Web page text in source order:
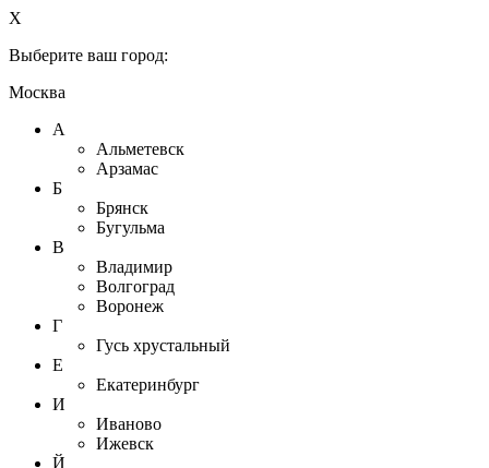
X
Выберите ваш город:
Москва
А
Альметевск
Арзамас
Б
Брянск
Бугульма
В
Владимир
Волгоград
Воронеж
Г
Гусь хрустальный
Е
Екатеринбург
И
Иваново
Ижевск
Й